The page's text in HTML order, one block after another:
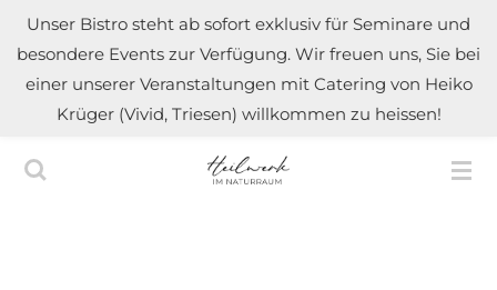
Zum
Hauptinhalt
springen
Unser Bistro steht ab sofort exklusiv für Seminare und
besondere Events zur Verfügung. Wir freuen uns, Sie bei
einer unserer Veranstaltungen mit Catering von Heiko
Krüger (Vivid, Triesen) willkommen zu heissen!